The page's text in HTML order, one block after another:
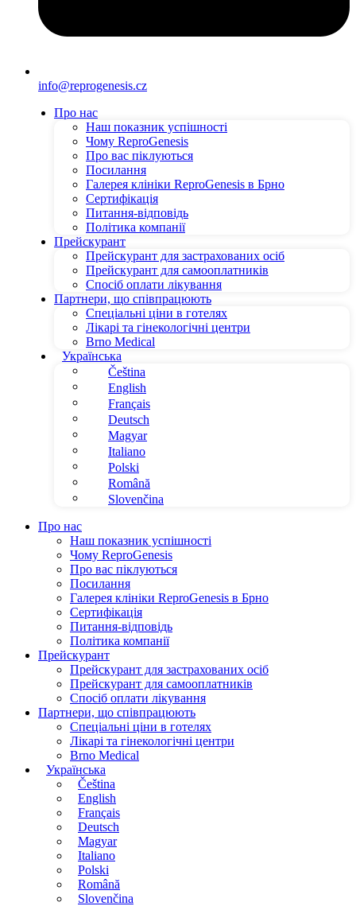
info@reprogenesis.cz
Про нас
Наш показник успішності
Чому ReproGenesis
Про вас піклуються
Посилання
Галерея клініки ReproGenesis в Брно
Сертифікація
Питання-відповідь
Політика компанії
Прейскурант
Прейскурант для застрахованих осіб
Прейскурант для самооплатників
Спосіб оплати лікування
Партнери, що співпрацюють
Спеціальні ціни в готелях
Лікарі та гінекологічні центри
Brno Medical
Українська
Čeština
English
Français
Deutsch
Magyar
Italiano
Polski
Română
Slovenčina
Про нас
Наш показник успішності
Чому ReproGenesis
Про вас піклуються
Посилання
Галерея клініки ReproGenesis в Брно
Сертифікація
Питання-відповідь
Політика компанії
Прейскурант
Прейскурант для застрахованих осіб
Прейскурант для самооплатників
Спосіб оплати лікування
Партнери, що співпрацюють
Спеціальні ціни в готелях
Лікарі та гінекологічні центри
Brno Medical
Українська
Čeština
English
Français
Deutsch
Magyar
Italiano
Polski
Română
Slovenčina